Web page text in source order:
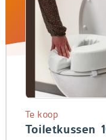
Toiletkussen
Te koop